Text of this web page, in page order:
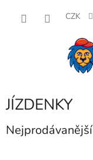
CZK
JÍZDENKY
Nejprodávanější